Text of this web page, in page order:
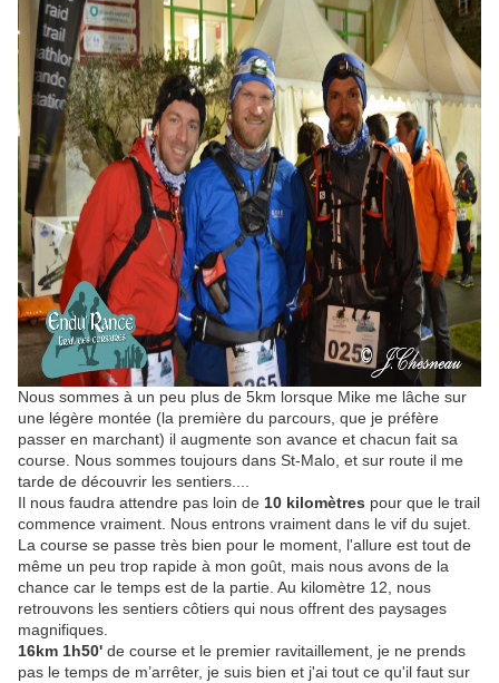
Nous sommes à un peu plus de 5km lorsque Mike me lâche sur
une légère montée (la première du parcours, que je préfère
passer en marchant) il augmente son avance et chacun fait sa
course. Nous sommes toujours dans St-Malo, et sur route il me
tarde de découvrir les sentiers....
Il nous faudra attendre pas loin de 10 kilomètres pour que le trail
commence vraiment. Nous entrons vraiment dans le vif du sujet.
La course se passe très bien pour le moment, l'allure est tout de
même un peu trop rapide à mon goût, mais nous avons de la
chance car le temps est de la partie. Au kilomètre 12, nous
retrouvons les sentiers côtiers qui nous offrent des paysages
magnifiques.
16km 1h50' de course et le premier ravitaillement, je ne prends
pas le temps de m’arrêter, je suis bien et j'ai tout ce qu'il faut sur